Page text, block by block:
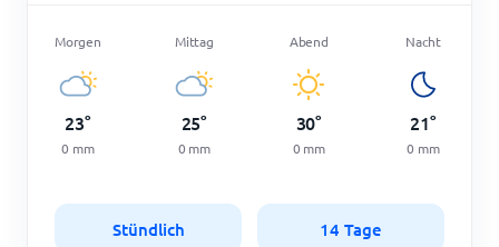
Morgen
23°
0 mm
Mittag
25°
0 mm
Abend
30°
0 mm
Nacht
21°
0 mm
Stündlich 14 Tage